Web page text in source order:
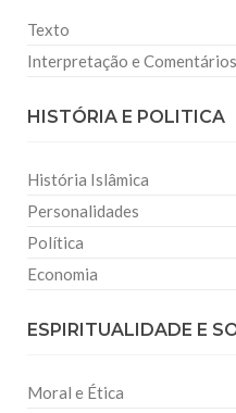
Texto
Interpretação e Comentários
HISTÓRIA E POLITICA
História Islâmica
Personalidades
Política
Economia
ESPIRITUALIDADE E
Moral e Ética